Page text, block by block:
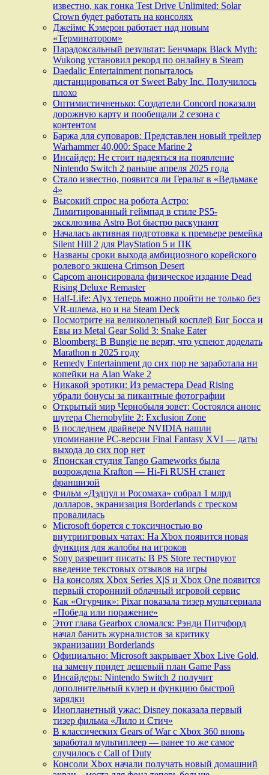
известно, как гонка Test Drive Unlimited: Solar
Crown будет работать на консолях
Джеймс Кэмерон работает над новым
«Терминатором»
Парадоксальный результат: Бенчмарк Black Myth:
Wukong установил рекорд по онлайну в Steam
Daedalic Entertainment попыталось
дистанцироваться от Sweet Baby Inc. Получилось
плохо
Оптимистичненько: Создатели Concord показали
дорожную карту и пообещали 2 сезона с
контентом
Баржа для суповаров: Представлен новый трейлер
Warhammer 40,000: Space Marine 2
Инсайдер: Не стоит надеяться на появление
Nintendo Switch 2 раньше апреля 2025 года
Стало известно, появится ли Геральт в «Ведьмаке
4»
Высокий спрос на робота Астро:
Лимитированный геймпад в стиле PS5-
эксклюзива Astro Bot быстро раскупают
Началась активная подготовка к премьере ремейка
Silent Hill 2 для PlayStation 5 и ПК
Названы сроки выхода амбициозного корейского
ролевого экшена Crimson Desert
Capcom анонсировала физическое издание Dead
Rising Deluxe Remaster
Half-Life: Alyx теперь можно пройти не только без
VR-шлема, но и на Steam Deck
Посмотрите на великолепный косплей Биг Босса и
Евы из Metal Gear Solid 3: Snake Eater
Bloomberg: В Bungie не верят, что успеют доделать
Marathon в 2025 году
Remedy Entertainment до сих пор не заработала ни
копейки на Alan Wake 2
Никакой эротики: Из ремастера Dead Rising
убрали бонусы за пикантные фотографии
Открытый мир Чернобыля зовет: Состоялся анонс
шутера Chernobylite 2: Exclusion Zone
В последнем драйвере NVIDIA нашли
упоминание PC-версии Final Fantasy XVI — даты
выхода до сих пор нет
Японская студия Tango Gameworks была
возрождена Krafton — Hi-Fi RUSH станет
франшизой
Фильм «Дэдпул и Росомаха» собрал 1 млрд
долларов, экранизация Borderlands с треском
провалилась
Microsoft борется с токсичностью во
внутриигровых чатах: На Xbox появится новая
функция для жалобы на игроков
Sony разрешит писать: В PS Store тестируют
введение текстовых отзывов на игры
На консолях Xbox Series X|S и Xbox One появится
первый сторонний облачный игровой сервис
Как «Огурчик»: Pixar показала тизер мультсериала
«Победа или поражение»
Этот глава Gearbox сломался: Рэнди Питчфорд
начал банить журналистов за критику
экранизации Borderlands
Официально: Microsoft закрывает Xbox Live Gold,
на замену придет дешевый план Game Pass
Инсайдеры: Nintendo Switch 2 получит
дополнительный кулер и функцию быстрой
зарядки
Инопланетный ужас: Disney показала первый
тизер фильма «Лило и Стич»
В классических Gears of War с Xbox 360 вновь
заработал мультиплеер — ранее то же самое
случилось с Call of Duty
Консоли Xbox начали получать новый домашний